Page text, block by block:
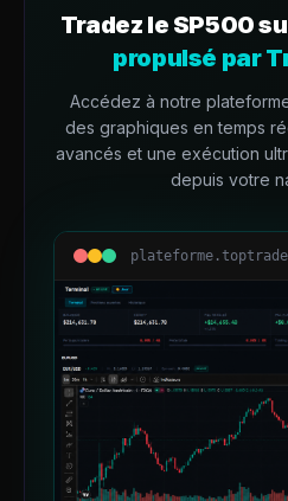
Tradez le SP500
propulsé par
Accédez à notre
des graphiques en temps
avancés et une exécution
depuis votre